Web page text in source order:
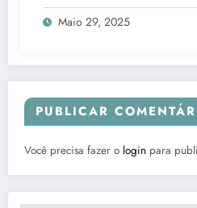
Maio 29, 2025
PUBLICAR
Você precisa fazer o login para